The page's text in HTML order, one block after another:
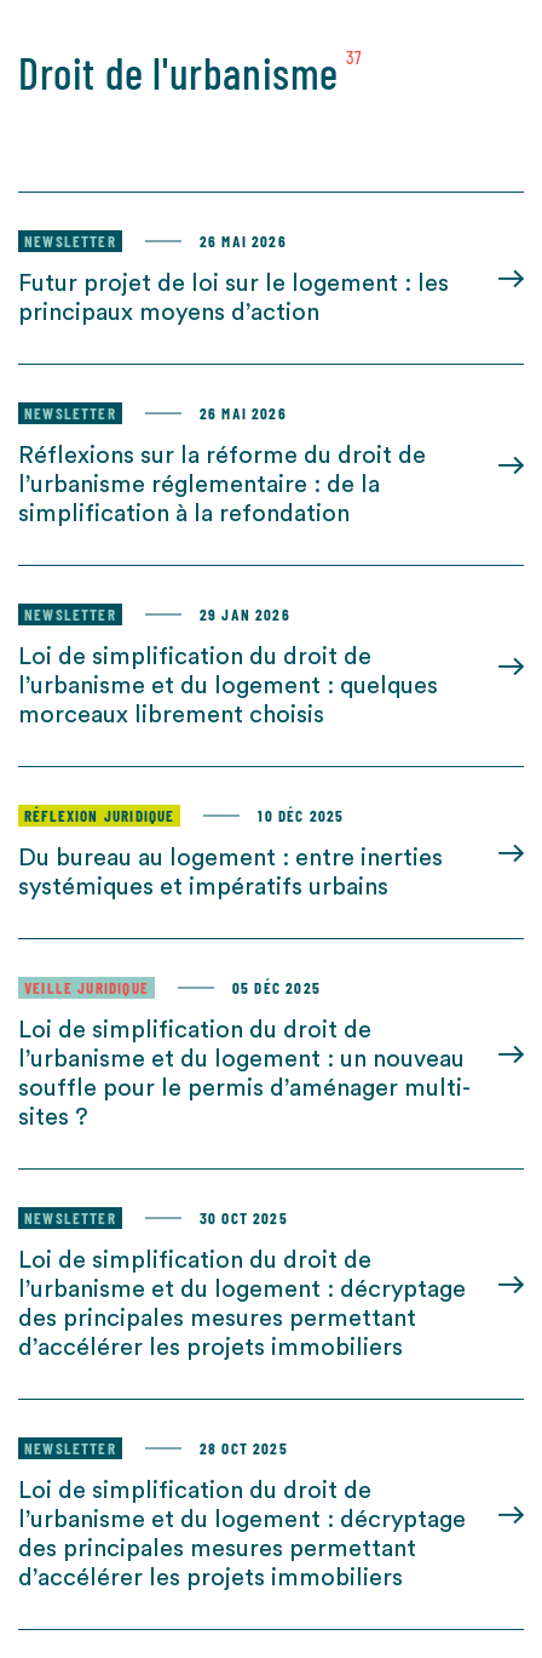
Droit de l'urbanisme 37
NEWSLETTER 26 MAI 2026
Futur projet de loi sur le logement : les
principaux moyens d’action
NEWSLETTER 26 MAI 2026
Réflexions sur la réforme du droit de
l’urbanisme réglementaire : de la
simplification à la refondation
NEWSLETTER 29 JAN 2026
Loi de simplification du droit de
l’urbanisme et du logement : quelques
morceaux librement choisis
RÉFLEXION JURIDIQUE 10 DÉC 2025
Du bureau au logement : entre inerties
systémiques et impératifs urbains
VEILLE JURIDIQUE 05 DÉC 2025
Loi de simplification du droit de
l’urbanisme et du logement : un nouveau
souffle pour le permis d’aménager multi-
sites ?
NEWSLETTER 30 OCT 2025
Loi de simplification du droit de
l’urbanisme et du logement : décryptage
des principales mesures permettant
d’accélérer les projets immobiliers
NEWSLETTER 28 OCT 2025
Loi de simplification du droit de
l’urbanisme et du logement : décryptage
des principales mesures permettant
d’accélérer les projets immobiliers